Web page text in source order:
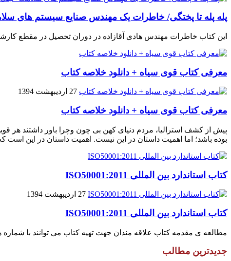
پله پله تا پختگی/ خاطرات یک مهندس صنایع سیستم های
این کتاب خاطرات مهندس هادی آقازاده در دوران تحصیل در مقطع
معرفی کتاب قوی سیاه + دانلود خلاصه کتاب
27 اردیبهشت 1394
معرفی کتاب قوی سیاه + دانلود خلاصه کتاب
پیش از کشف استرالیا، مردم دنیاى کهن بی چون وچرا باور داشتند هر
بوده باشد؛ اما اهمیت داستان در این نیست. اهمیت داستان در این است
کتاب استاندارد بین المللی ISO50001:2011
27 اردیبهشت 1394
کتاب استاندارد بین المللی ISO50001:2011
مطالعه ی مقدمه کتاب علاقه مندان جهت تهیه کتاب می توانند با شماره های زیر تماس حاصل فرمایند:
جدیدترین مطالب